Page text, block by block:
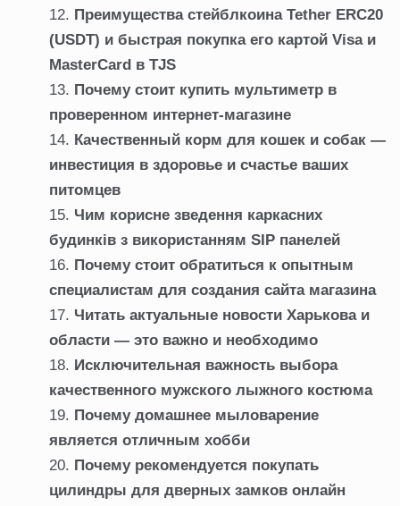
Преимущества стейблкоина Tether ERC20
(USDT) и быстрая покупка его картой Visa и
MasterCard в TJS
Почему стоит купить мультиметр в
проверенном интернет-магазине
Качественный корм для кошек и собак —
инвестиция в здоровье и счастье ваших
питомцев
Чим корисне зведення каркасних
будинків з використанням SIP панелей
Почему стоит обратиться к опытным
специалистам для создания сайта магазина
Читать актуальные новости Харькова и
области — это важно и необходимо
Исключительная важность выбора
качественного мужского лыжного костюма
Почему домашнее мыловарение
является отличным хобби
Почему рекомендуется покупать
цилиндры для дверных замков онлайн